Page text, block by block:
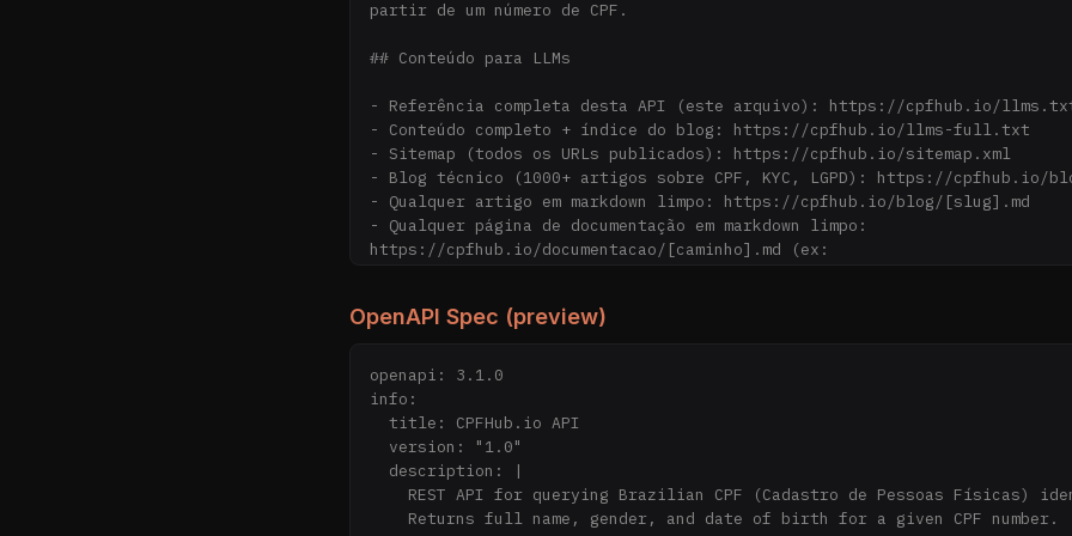
partir de um número de CPF.
## Conteúdo para LLMs
- Referência completa desta API (este arquivo): https://cpfhub.io/
- Conteúdo completo + índice do blog: https://cpfhub.io/llms-full.txt
- Sitemap (todos os URLs publicados): https://cpfhub.io/sitemap.xml
- Blog técnico (1000+ artigos sobre CPF, KYC, LGPD): https://cpfhub.io/
- Qualquer artigo em markdown limpo: https://cpfhub.io/blog/[slug].md
- Qualquer página de documentação em markdown limpo:
https://cpfhub.io/documentacao/[caminho].md (ex:
CPFHub.io fornece uma REST API simples para verificar identidade de
onboarding, prevenção de fraudes e preenchimento automático de
## Endpoints
- Base URL: https://api.cpfhub.io
- Autenticação: header `x-api-key`
- Formato: JSON
OpenAPI Spec (preview)
openapi: 3.1.0
info: